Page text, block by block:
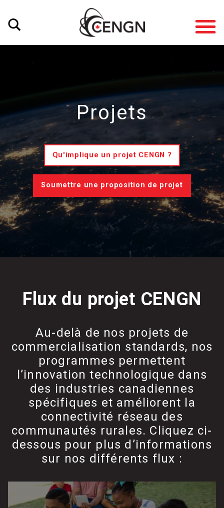
Projets
Qu'implique un projet CENGN ?
Soumettre une proposition de projet
Flux du projet CENGN
Au-delà de nos projets de
commercialisation standards, nos
programmes permettent
l’innovation technologique dans
des industries canadiennes
spécifiques et améliorent la
connectivité réseau des
communautés rurales. Cliquez ci-
dessous pour plus d’informations
sur nos différents flux :